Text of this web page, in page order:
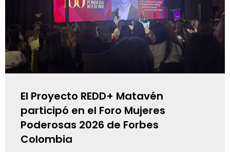
El Proyecto REDD+ Matavén
participó en el Foro Mujeres
Poderosas 2026 de Forbes
Colombia